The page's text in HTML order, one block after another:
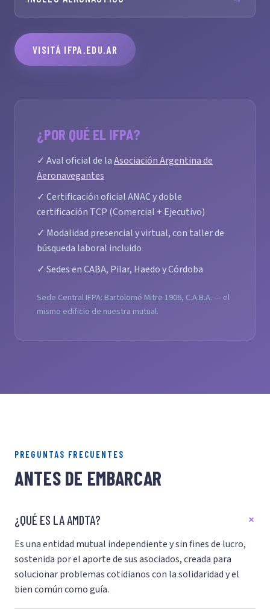
VISITÁ IFPA.EDU.AR
¿POR QUÉ EL IFPA?
✓ Aval oficial de laAsociación Argentina de
Aeronavegantes
✓ Certificación oficial ANAC y doble
certificación TCP (Comercial + Ejecutivo)
✓ Modalidad presencial y virtual, con taller de
búsqueda laboral incluido
✓ Sedes en CABA, Pilar, Haedo y Córdoba
Sede Central IFPA: Bartolomé Mitre 1906, C.A.B.A. — el
mismo edificio de nuestra mutual.
PREGUNTAS FRECUENTES
ANTES DE EMBARCAR
¿QUÉ ES LA AMDTA?
Es una entidad mutual independiente y sin fines de lucro,
sostenida por el aporte de sus asociados, creada para
solucionar problemas cotidianos con la solidaridad y el
bien común como guía.